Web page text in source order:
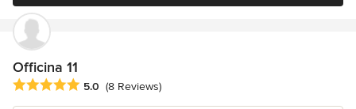
Officina 11
Average rating: 5 out of 5 stars
5.0 (8 Reviews)